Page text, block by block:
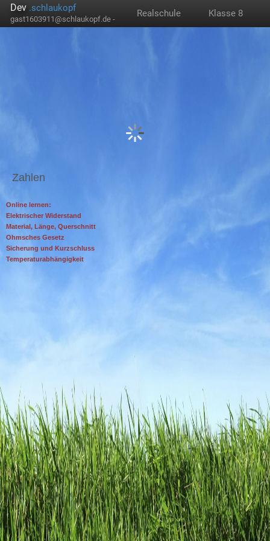
Dev .schlaukopf
gast1603911@schlaukopf.de -
Realschule Klasse 8
Zahlen
Online lernen:
Elektrischer Widerstand
Material, Länge, Querschnitt
Ohmsches Gesetz
Sicherung und Kurzschluss
Temperaturabhängigkeit